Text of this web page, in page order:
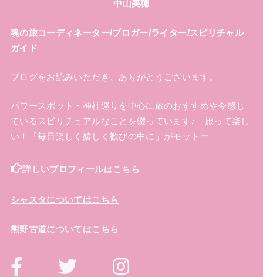
中山美穂
魂の旅コーディネーター/ブロガー/ライター/スピリチャル
ガイド
ブログをお読みいただき、ありがとうございます。
パワースポット・神社巡りを中心に旅のおすすめや今感じ
ているスピリチュアルなことを綴っています♪ 旅って楽し
い！「毎日楽しく嬉しく歓びの中に」がモットー
詳しいプロフィールはこちら
シャスタについてはこちら
熊野古道についてはこちら